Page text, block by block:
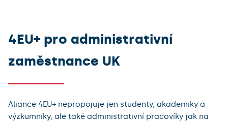
4EU+ pro administrativní
zaměstnance UK
Aliance 4EU+ nepropojuje jen studenty, akademiky a
výzkumníky, ale také administrativní pracovíky jak na